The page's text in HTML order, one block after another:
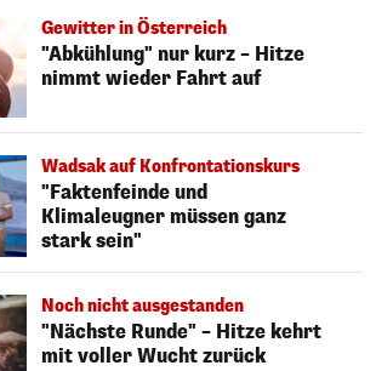
Gewitter in Österreich
"Abkühlung" nur kurz – Hitze
nimmt wieder Fahrt auf
Wadsak auf Konfrontationskurs
"Faktenfeinde und
Klimaleugner müssen ganz
stark sein"
Noch nicht ausgestanden
"Nächste Runde" – Hitze kehrt
mit voller Wucht zurück